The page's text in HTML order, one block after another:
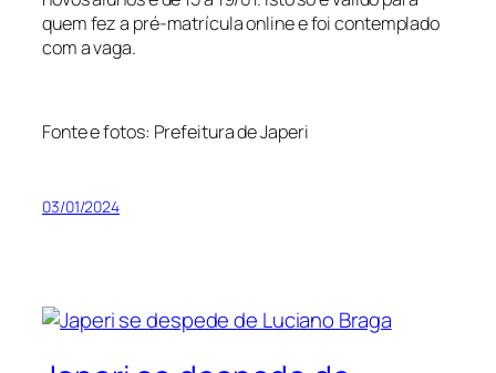
quem fez a pré-matrícula online e foi contemplado
com a vaga.
Fonte e fotos: Prefeitura de Japeri
03/01/2024